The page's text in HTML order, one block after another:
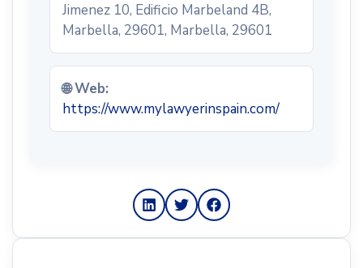
Jimenez 10, Edificio Marbeland 4B,
Marbella, 29601, Marbella, 29601
🌐 Web:
https://www.mylawyerinspain.com/